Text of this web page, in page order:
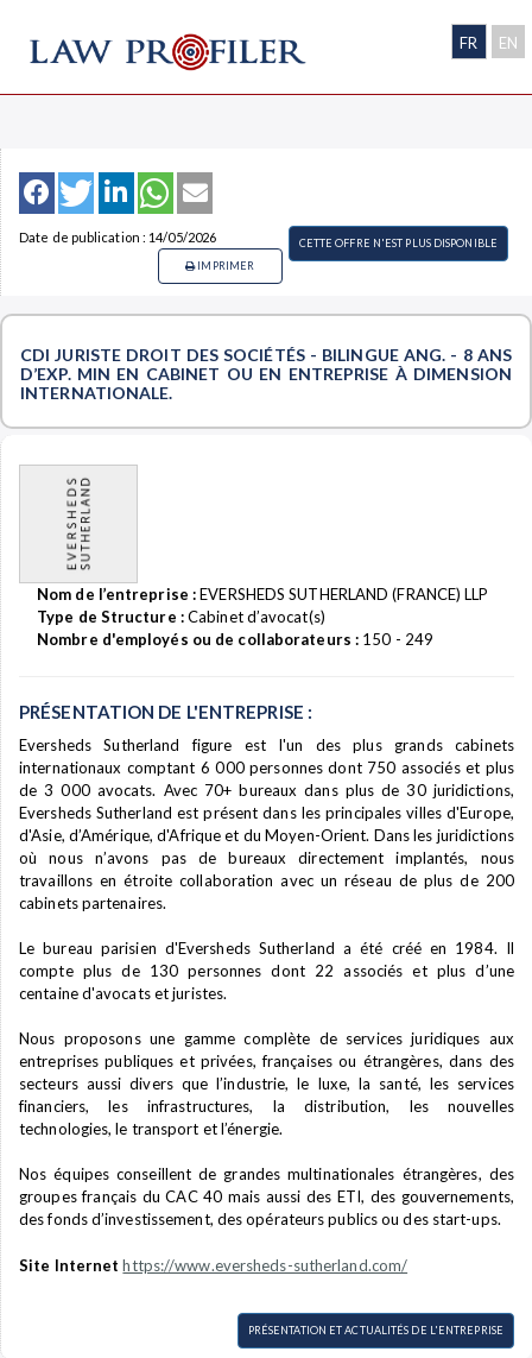
FR EN
Date de publication : 14/05/2026
CETTE OFFRE N'EST PLUS DISPONIBLE
IMPRIMER
CDI JURISTE DROIT DES SOCIÉTÉS - BILINGUE ANG. - 8 ANS
D’EXP. MIN EN CABINET OU EN ENTREPRISE À DIMENSION
INTERNATIONALE.
Nom de l’entreprise :EVERSHEDS SUTHERLAND (FRANCE) LLP
Type de Structure :Cabinet d’avocat(s)
Nombre d'employés ou de collaborateurs : 150 - 249
PRÉSENTATION DE L'ENTREPRISE :
Eversheds Sutherland figure est l'un des plus grands cabinets
internationaux comptant 6 000 personnes dont 750 associés et plus
de 3 000 avocats. Avec 70+ bureaux dans plus de 30 juridictions,
Eversheds Sutherland est présent dans les principales villes d'Europe,
d'Asie, d’Amérique, d'Afrique et du Moyen-Orient. Dans les juridictions
où nous n’avons pas de bureaux directement implantés, nous
travaillons en étroite collaboration avec un réseau de plus de 200
cabinets partenaires.
Le bureau parisien d'Eversheds Sutherland a été créé en 1984. Il
compte plus de 130 personnes dont 22 associés et plus d’une
centaine d'avocats et juristes.
Nous proposons une gamme complète de services juridiques aux
entreprises publiques et privées, françaises ou étrangères, dans des
secteurs aussi divers que l’industrie, le luxe, la santé, les services
financiers, les infrastructures, la distribution, les nouvelles
technologies, le transport et l’énergie.
Nos équipes conseillent de grandes multinationales étrangères, des
groupes français du CAC 40 mais aussi des ETI, des gouvernements,
des fonds d’investissement, des opérateurs publics ou des start-ups.
Site Internet https://www.eversheds-sutherland.com/
PRÉSENTATION ET ACTUALITÉS DE L'ENTREPRISE